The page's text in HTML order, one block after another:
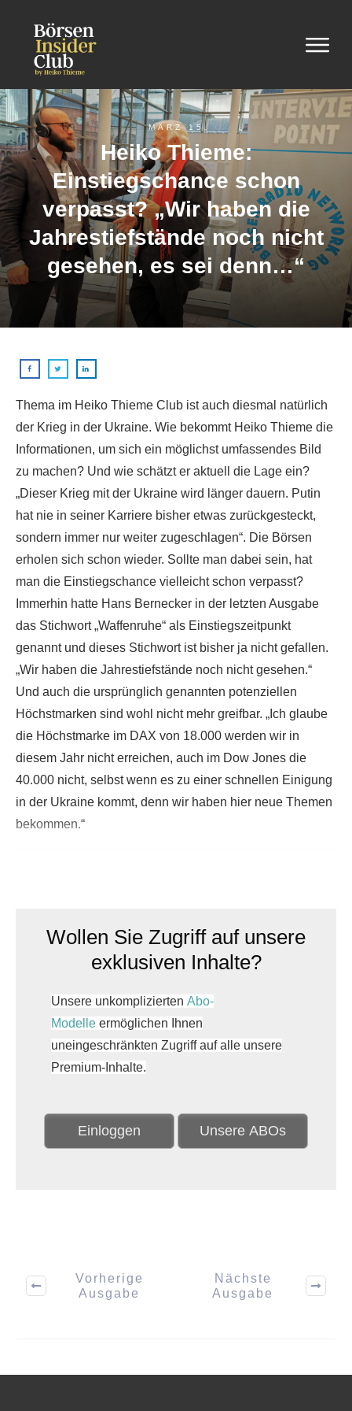
MÄRZ 15
Heiko Thieme:
Einstiegschance schon
verpasst? „Wir haben die
Jahrestiefstände noch nicht
gesehen, es sei denn…“
Thema im Heiko Thieme Club ist auch diesmal natürlich
der Krieg in der Ukraine. Wie bekommt Heiko Thieme die
Informationen, um sich ein möglichst umfassendes Bild
zu machen? Und wie schätzt er aktuell die Lage ein?
„Dieser Krieg mit der Ukraine wird länger dauern. Putin
hat nie in seiner Karriere bisher etwas zurückgesteckt,
sondern immer nur weiter zugeschlagen“. Die Börsen
erholen sich schon wieder. Sollte man dabei sein, hat
man die Einstiegschance vielleicht schon verpasst?
Immerhin hatte Hans Bernecker in der letzten Ausgabe
das Stichwort „Waffenruhe“ als Einstiegszeitpunkt
genannt und dieses Stichwort ist bisher ja nicht gefallen.
„Wir haben die Jahrestiefstände noch nicht gesehen.“
Und auch die ursprünglich genannten potenziellen
Höchstmarken sind wohl nicht mehr greifbar. „Ich glaube
die Höchstmarke im DAX von 18.000 werden wir in
diesem Jahr nicht erreichen, auch im Dow Jones die
40.000 nicht, selbst wenn es zu einer schnellen Einigung
in der Ukraine kommt, denn wir haben hier neue Themen
bekommen.“
Wollen Sie Zugriff auf unsere
exklusiven Inhalte?
Unsere unkomplizierten Abo-
Modelle ermöglichen Ihnen
uneingeschränkten Zugriff auf alle unsere
Premium-Inhalte.
Einloggen Unsere ABOs
Vorherige
Ausgabe
Nächste
Ausgabe